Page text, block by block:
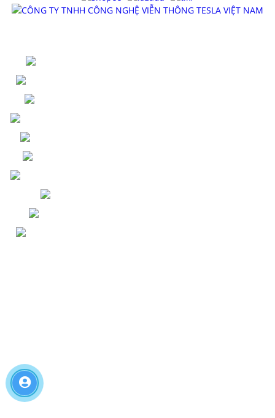
QUẠT MINI - TESLA
COMBO - CỦ SẠC TESLA
DÂY CÁP SẠC TESLA
TINH DẦU TỰ NHIÊN
PIN IPHONE CHUẨN ĐOÁN
PIN IPHONE
CHÍNH SÁCH GIAO NHẬN VÀ
VẬN CHUYỂN HÀNG HÓA